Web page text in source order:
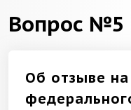
Вопрос №5
Об отзыве